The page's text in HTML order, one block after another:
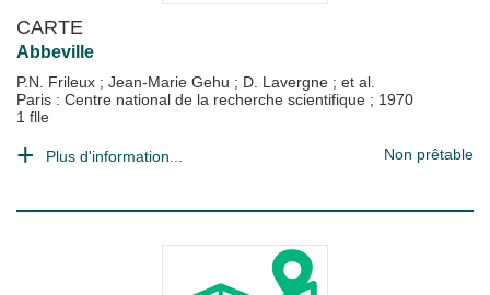
CARTE
Abbeville
P.N. Frileux ; Jean-Marie Gehu ; D. Lavergne ; et al.
Paris : Centre national de la recherche scientifique ; 1970
1 flle
Plus d'information... Non prêtable